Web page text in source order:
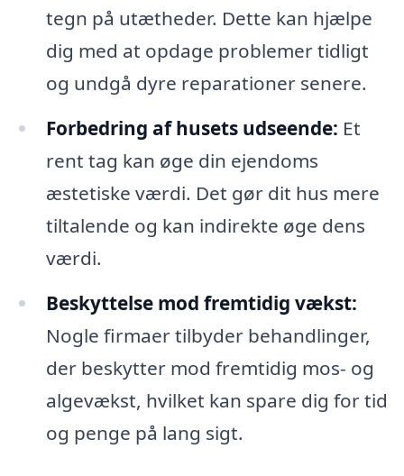
tegn på utætheder. Dette kan hjælpe
dig med at opdage problemer tidligt
og undgå dyre reparationer senere.
Forbedring af husets udseende: Et
rent tag kan øge din ejendoms
æstetiske værdi. Det gør dit hus mere
tiltalende og kan indirekte øge dens
værdi.
Beskyttelse mod fremtidig vækst:
Nogle firmaer tilbyder behandlinger,
der beskytter mod fremtidig mos- og
algevækst, hvilket kan spare dig for tid
og penge på lang sigt.